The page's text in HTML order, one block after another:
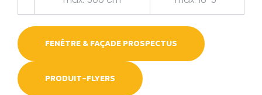
FENÊTRE & FAÇADE PROSPECTUS
PRODUIT-FLYERS